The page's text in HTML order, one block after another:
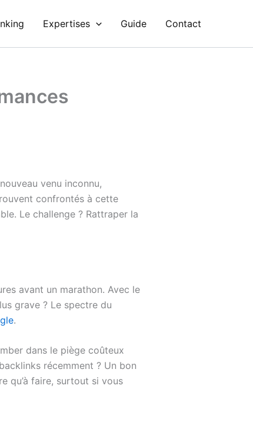
Expertises Guide Contact
venu inconnu,
confrontés à cette
Le challenge ? Rattraper la
avant un marathon. Avec le
grave ? Le spectre du
.
dans le piège coûteux
récemment ? Un bon
qu’à faire, surtout si vous